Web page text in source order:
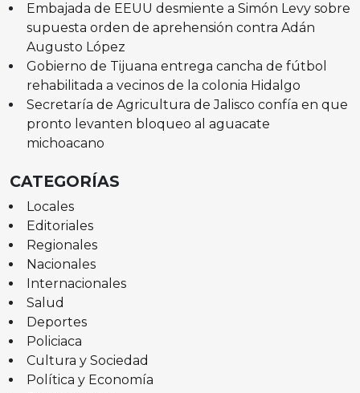
Embajada de EEUU desmiente a Simón Levy sobre
supuesta orden de aprehensión contra Adán
Augusto López
Gobierno de Tijuana entrega cancha de fútbol
rehabilitada a vecinos de la colonia Hidalgo
Secretaría de Agricultura de Jalisco confía en que
pronto levanten bloqueo al aguacate
michoacano
CATEGORÍAS
Locales
Editoriales
Regionales
Nacionales
Internacionales
Salud
Deportes
Policiaca
Cultura y Sociedad
Política y Economía